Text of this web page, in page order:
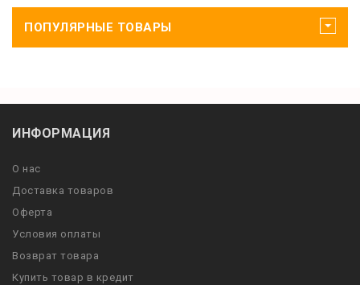
ПОПУЛЯРНЫЕ ТОВАРЫ
ИНФОРМАЦИЯ
О нас
Доставка товаров
Оферта
Условия оплаты
Возврат товара
Купить товар в кредит